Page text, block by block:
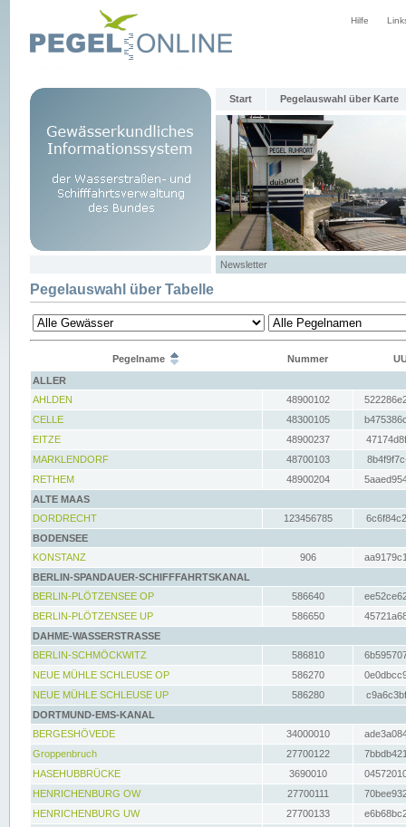
Hilfe
Start Pegelauswahl über Karte
Newsletter
Pegelauswahl über Tabelle
Pegelname Nummer
ALLER
AHLDEN
48900102
CELLE
48300105
EITZE
48900237
MARKLENDORF
48700103
RETHEM
48900204
ALTE MAAS
DORDRECHT
123456785
BODENSEE
KONSTANZ
906
BERLIN-SPANDAUER-SCHIFFFAHRTSKANAL
BERLIN-PLÖTZENSEE OP
586640
BERLIN-PLÖTZENSEE UP
586650
DAHME-WASSERSTRASSE
BERLIN-SCHMÖCKWITZ
586810
NEUE MÜHLE SCHLEUSE OP
586270
NEUE MÜHLE SCHLEUSE UP
586280
DORTMUND-EMS-KANAL
BERGESHÖVEDE
34000010
Groppenbruch
27700122
HASEHUBBRÜCKE
3690010
HENRICHENBURG OW
27700111
HENRICHENBURG UW
27700133